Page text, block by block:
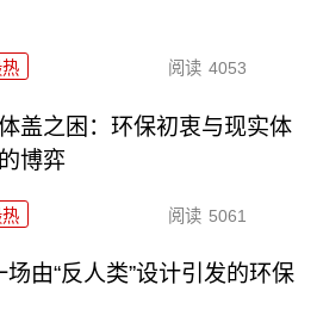
阅读 4053
盖之困：环保初衷与现实体
博弈
阅读 5061
由“反人类”设计引发的环保